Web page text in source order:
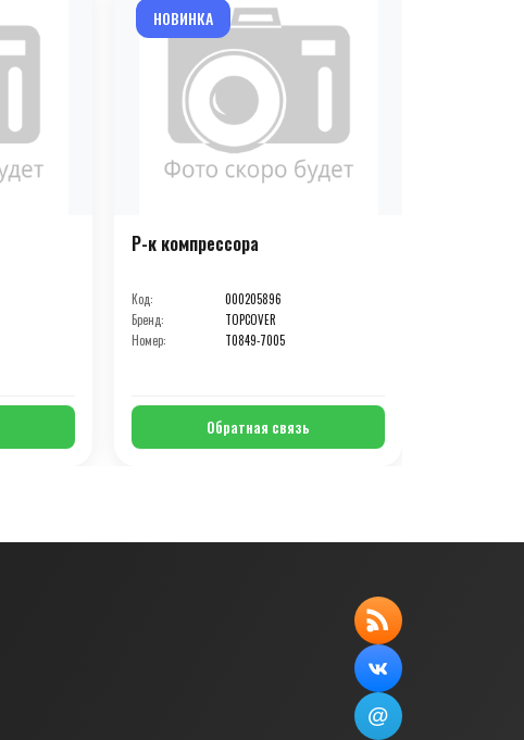
НОВИНКА
Р-к компрессора
Код:
000205896
Бренд:
TOPCOVER
Номер:
T0849-7005
Обратная связь